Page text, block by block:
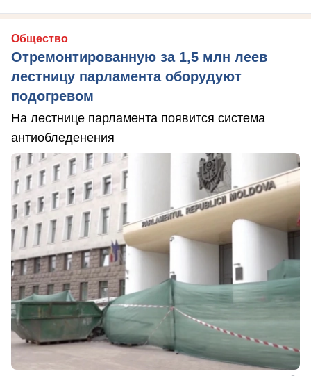
Общество
Отремонтированную за 1,5 млн леев
лестницу парламента оборудуют
подогревом
На лестнице парламента появится система
антиобледенения